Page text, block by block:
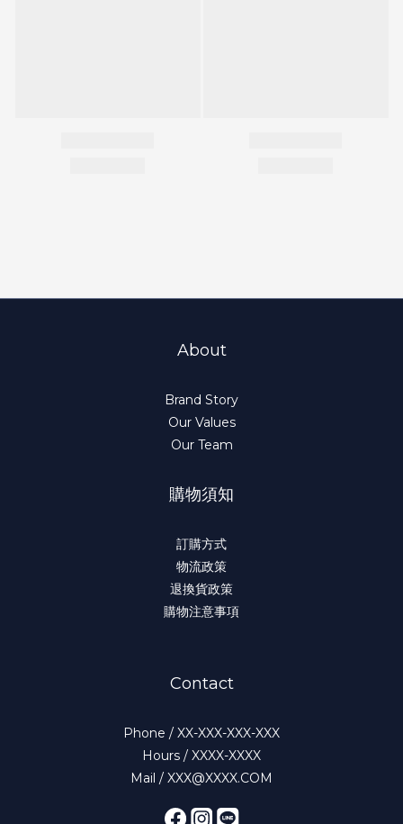
About
Brand Story
Our Values
Our Team
購物須知
訂購方式
物流政策
退換貨政策
購物注意事項
Contact
Phone / XX-XXX-XXX-XXX
Hours / XXXX-XXXX
Mail / XXX@XXXX.COM